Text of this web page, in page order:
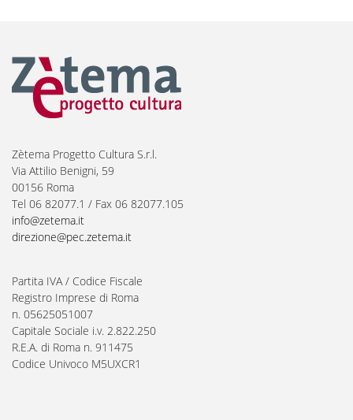
Zètema Progetto Cultura S.r.l.
Via Attilio Benigni, 59
00156 Roma
Tel 06 82077.1 / Fax 06 82077.105
info@zetema.it
direzione@pec.zetema.it
Partita IVA / Codice Fiscale
Registro Imprese di Roma
n. 05625051007
Capitale Sociale i.v. 2.822.250
R.E.A. di Roma n. 911475
Codice Univoco M5UXCR1